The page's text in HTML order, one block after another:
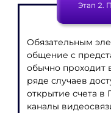
Этап 2.
Обязательным
общение с
обычно проходит
ряде случаев
открытие счета
каналы